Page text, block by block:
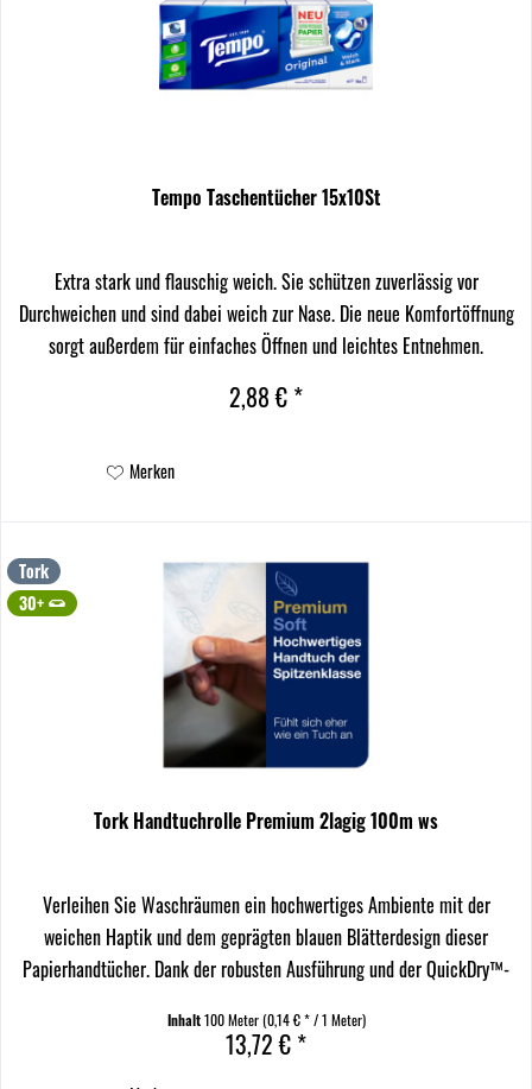
Tempo Taschentücher 15x10St
Extra stark und flauschig weich. Sie schützen zuverlässig vor
Durchweichen und sind dabei weich zur Nase. Die neue Komfortöffnung
sorgt außerdem für einfaches Öffnen und leichtes Entnehmen.
2,88 € *
Merken
Tork
30+
Tork Handtuchrolle Premium 2lagig 100m ws
Verleihen Sie Waschräumen ein hochwertiges Ambiente mit der
weichen Haptik und dem geprägten blauen Blätterdesign dieser
Papierhandtücher. Dank der robusten Ausführung und der QuickDry™-
Inhalt100 Meter(0,14 € * / 1 Meter)
13,72 € *